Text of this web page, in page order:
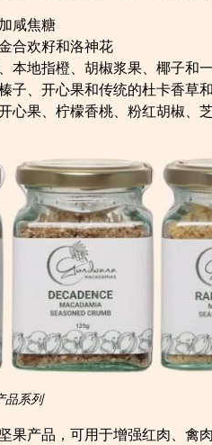
咸焦糖
合欢籽和洛神花
本地指橙、胡椒浆果、椰子和
子、开心果和传统的杜卡香草
心果、柠檬香桃、粉红胡椒、
品系列
果产品，可用于增强红肉、禽